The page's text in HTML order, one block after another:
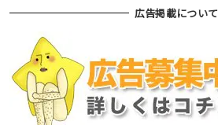
広告掲載について